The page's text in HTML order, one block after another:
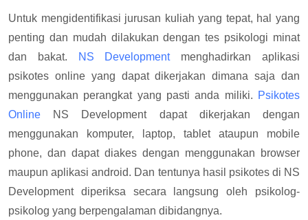
Untuk mengidentifikasi jurusan kuliah yang tepat, hal yang
penting dan mudah dilakukan dengan tes psikologi minat
dan bakat.
NS Developmentmenghadirkan aplikasi
psikotes online yang dapat dikerjakan dimana saja dan
menggunakan perangkat yang pasti anda miliki. Psikotes
Online NS Development dapat dikerjakan dengan
menggunakan komputer, laptop, tablet ataupun mobile
phone, dan dapat diakes dengan menggunakan browser
maupun aplikasi android. Dan tentunya hasil psikotes di NS
Development diperiksa secara langsung oleh psikolog-
psikolog yang berpengalaman dibidangnya.